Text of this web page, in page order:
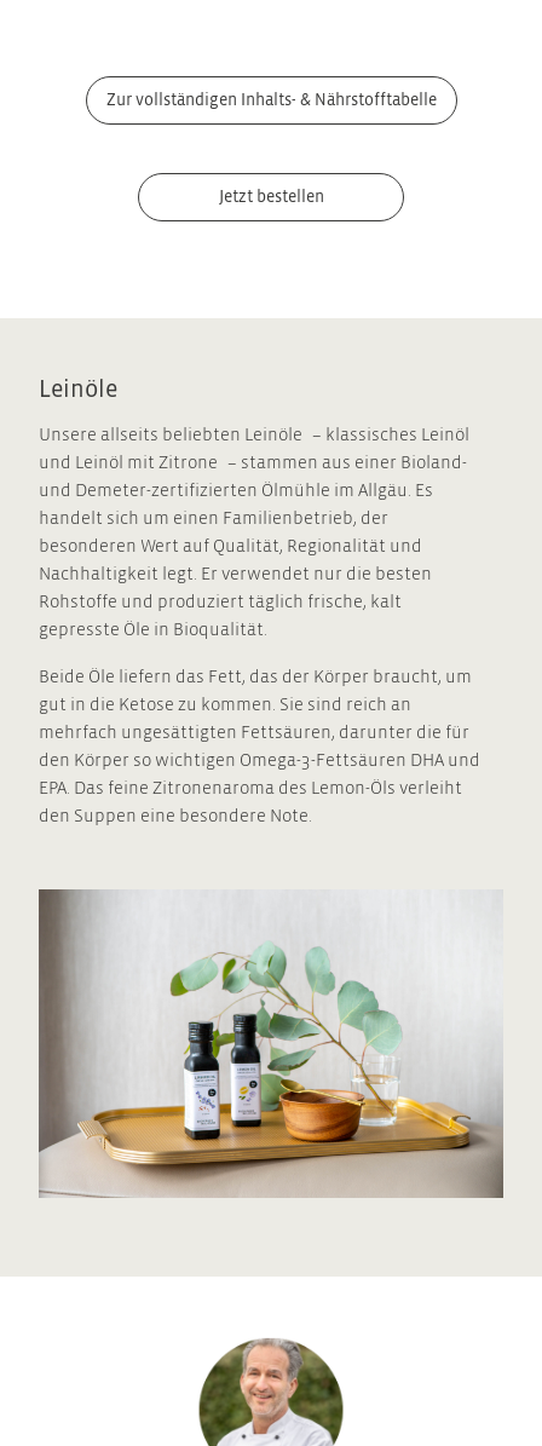
Zur vollständigen Inhalts- & Nährstofftabelle
Jetzt bestellen
Leinöle
Unsere allseits beliebten Leinöle – klassisches Leinöl
und Leinöl mit Zitrone – stammen aus einer Bioland-
und Demeter-zertifizierten Ölmühle im Allgäu. Es
handelt sich um einen Familienbetrieb, der
besonderen Wert auf Qualität, Regionalität und
Nachhaltigkeit legt. Er verwendet nur die besten
Rohstoffe und produziert täglich frische, kalt
gepresste Öle in Bioqualität.
Beide Öle liefern das Fett, das der Körper braucht, um
gut in die Ketose zu kommen. Sie sind reich an
mehrfach ungesättigten Fettsäuren, darunter die für
den Körper so wichtigen Omega-3-Fettsäuren DHA und
EPA. Das feine Zitronenaroma des Lemon-Öls verleiht
den Suppen eine besondere Note.